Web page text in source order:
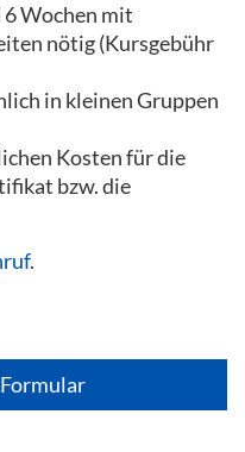
6 Wochen mit
nötig (Kursgebühr
in kleinen Gruppen
Kosten für die
bzw. die
.